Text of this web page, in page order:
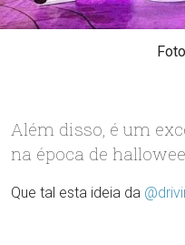
Além disso, é um
na época de
Que tal esta ideia da